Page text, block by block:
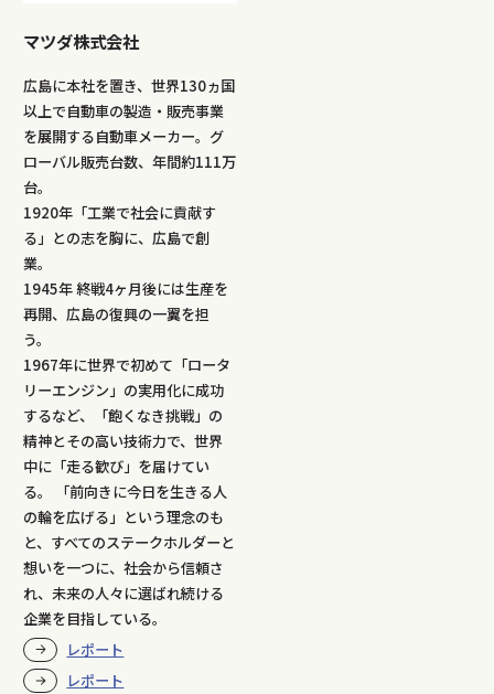
マツダ株式会社
広島に本社を置き、世界130ヵ国
以上で自動車の製造・販売事業
を展開する自動車メーカー。グ
ローバル販売台数、年間約111万
台。
1920年「工業で社会に貢献す
る」との志を胸に、広島で創
業。
1945年 終戦4ヶ月後には生産を
再開、広島の復興の一翼を担
う。
1967年に世界で初めて「ロータ
リーエンジン」の実用化に成功
するなど、「飽くなき挑戦」の
精神とその高い技術力で、世界
中に「走る歓び」を届けてい
る。 「前向きに今日を生きる人
の輪を広げる」という理念のも
と、すべてのステークホルダーと
想いを一つに、社会から信頼さ
れ、未来の人々に選ばれ続ける
企業を目指している。
レポート
レポート